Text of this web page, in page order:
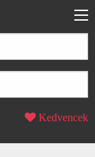
Kedvencek